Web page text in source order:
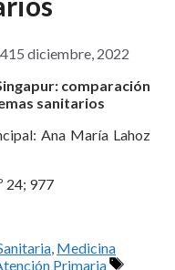
15 diciembre, 2022
comparación
sanitarios
Ana María Lahoz
24; 977
, Medicina
Primaria
Etiquetas